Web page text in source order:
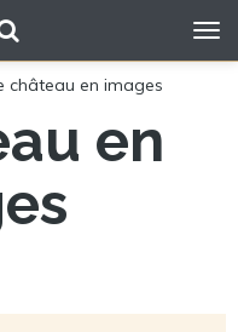
château en images
en